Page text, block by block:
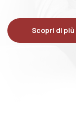
Scopri di più